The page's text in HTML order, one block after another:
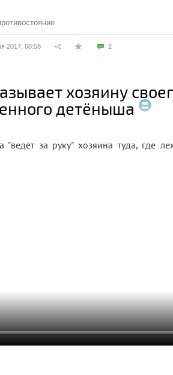
2017, 08:58 2
хозяину
детёныша
"ведёт за руку" хозяина туда, где